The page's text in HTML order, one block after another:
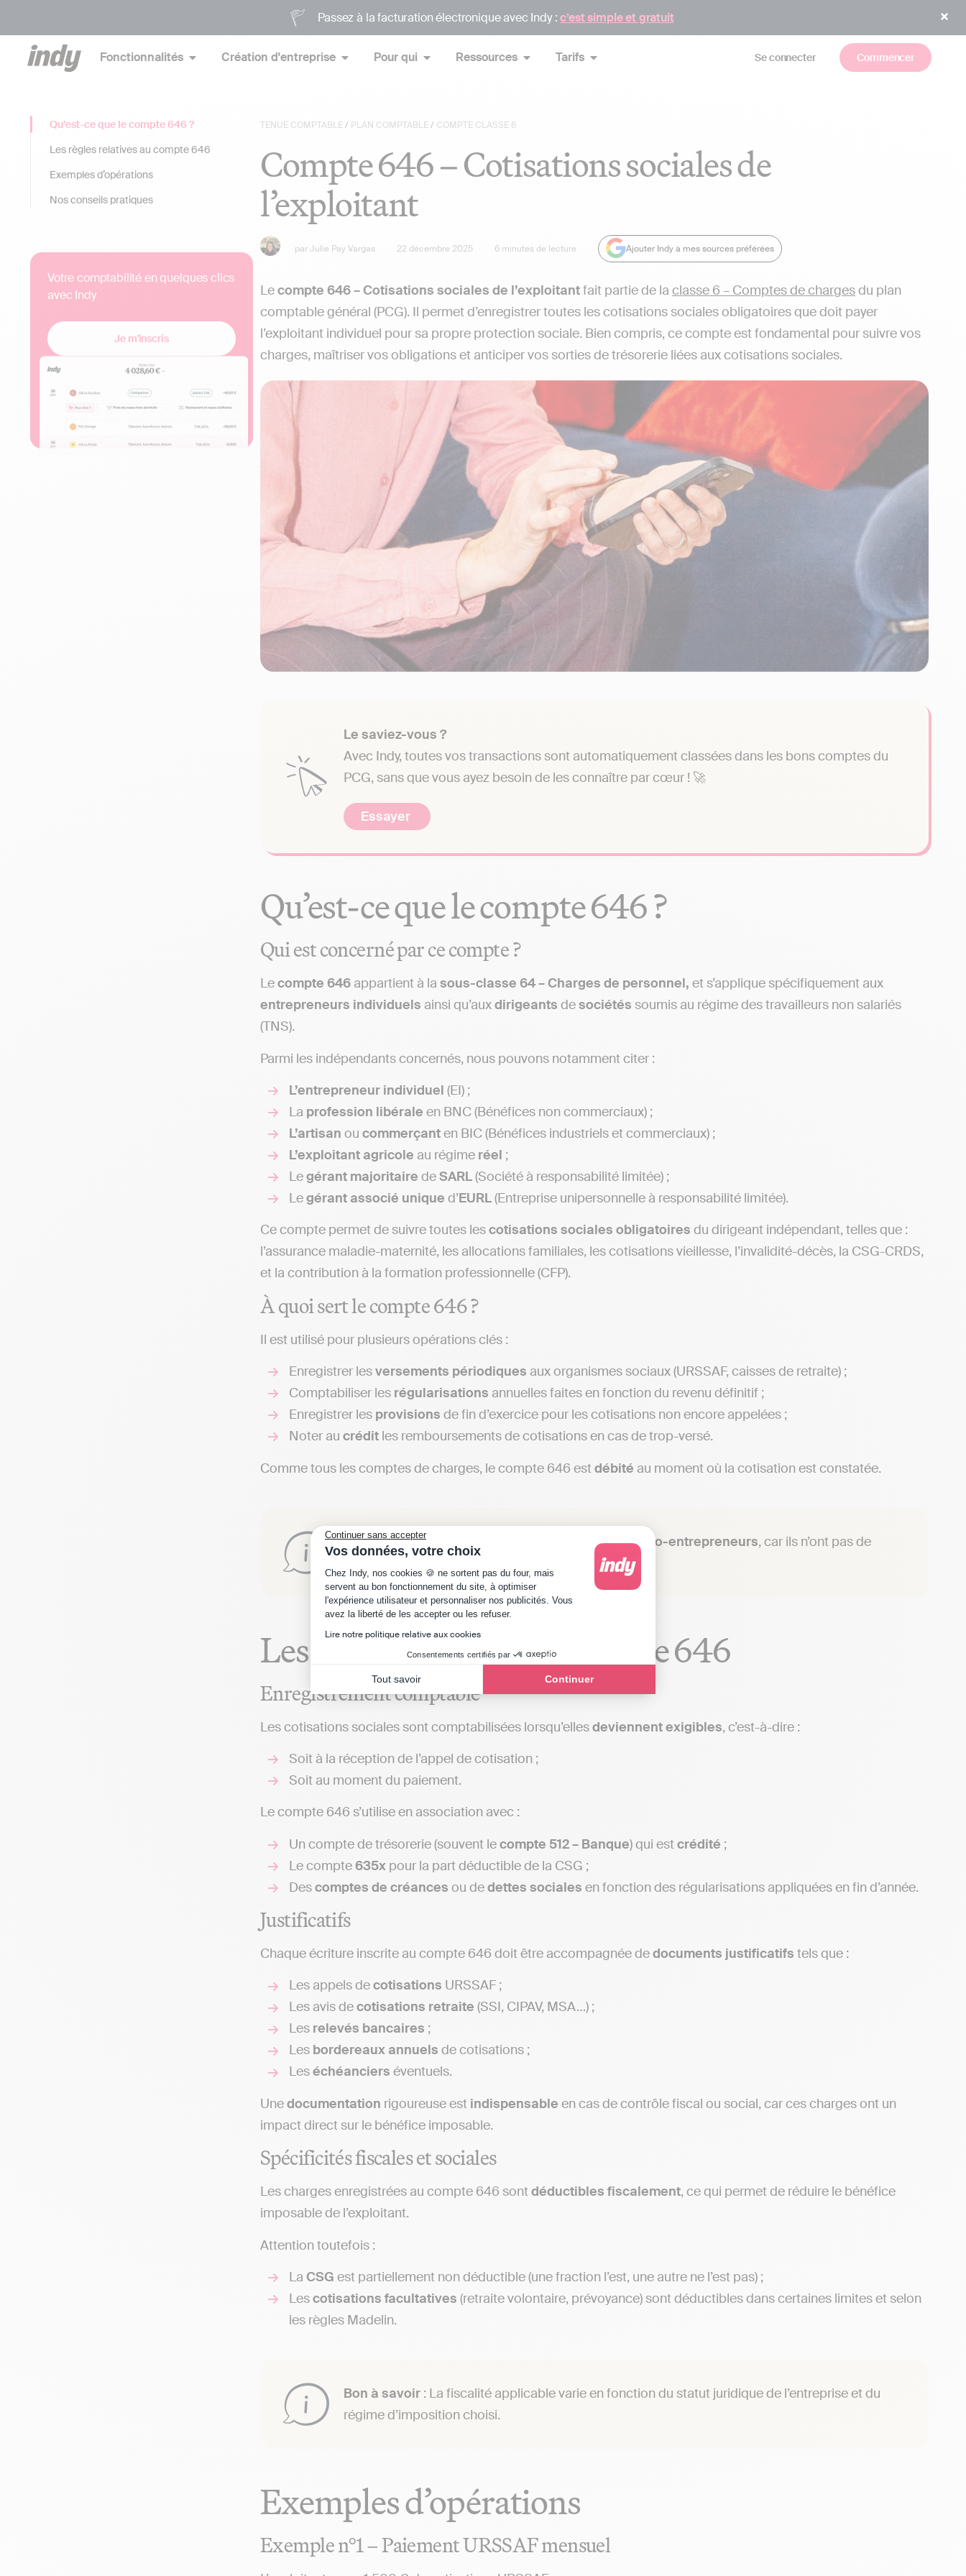
Continuer sans accepter
Vos données, votre choix
Plateforme de Gestion du Consentement : Personnalisez vos Options
Chez Indy, nos cookies 🍪 ne sortent pas du four, mais
servent au bon fonctionnement du site, à optimiser
l'expérience utilisateur et personnaliser nos publicités. Vous
avez la liberté de les accepter ou les refuser.
Lire notre politique relative aux cookies
Consentements certifiés par
Tout savoir Continuer
Axeptio consent
Passez à la facturation électronique avec Indy :c’est simple et gratuit
Fonctionnalités Création d'entreprise Pour qui Ressources Tarifs Se connecter Commencer
TENUE COMPTABLE/ PLAN COMPTABLE/ COMPTE CLASSE 6
Compte 646 – Cotisations sociales de
l’exploitant
parJulie Pay Vargas 22 décembre 2025 6 minutes de lecture Ajouter Indy à mes sources préférées
Lecompte 646 – Cotisations sociales de l’exploitantfait partie de la classe 6 – Comptes de chargesdu plan
comptable général (PCG). Il permet d’enregistrer toutes les cotisations sociales obligatoires que doit payer
l’exploitant individuel pour sa propre protection sociale. Bien compris, ce compte est fondamental pour suivre vos
charges, maîtriser vos obligations et anticiper vos sorties de trésorerie liées aux cotisations sociales.
Le saviez-vous ?
Avec Indy, toutes vos transactions sont automatiquement classées dans les bons comptes du
PCG, sans que vous ayez besoin de les connaître par cœur ! 🚀
Essayer
Qu’est-ce que le compte 646 ?
Qui est concerné par ce compte ?
Lecompte 646 appartient à la sous-classe 64 – Charges de personnel, et s’applique spécifiquement aux
entrepreneurs individuels ainsi qu’auxdirigeants desociétés soumis au régime des travailleurs non salariés
(TNS).
Parmi les indépendants concernés, nous pouvons notamment citer :
L’entrepreneur individuel (EI) ;
La profession libérale en BNC (Bénéfices non commerciaux) ;
L’artisan ou commerçanten BIC (Bénéfices industriels et commerciaux) ;
L’exploitant agricole au régime réel ;
Legérant majoritaire deSARL(Société à responsabilité limitée) ;
Legérant associé unique d’EURL(Entreprise unipersonnelle à responsabilité limitée).
Ce compte permet de suivre toutes lescotisations sociales obligatoires du dirigeant indépendant, telles que :
l’assurance maladie-maternité, les allocations familiales, les cotisations vieillesse, l’invalidité-décès, la CSG-CRDS,
et la contribution à la formation professionnelle (CFP).
À quoi sert le compte 646 ?
Il est utilisé pour plusieurs opérations clés :
Enregistrer lesversements périodiques aux organismes sociaux (URSSAF, caisses de retraite) ;
Comptabiliser les régularisations annuelles faites en fonction du revenu définitif ;
Enregistrer les provisions de fin d’exercice pour les cotisations non encore appelées ;
Noter au crédit les remboursements de cotisations en cas de trop-versé.
Comme tous les comptes de charges, le compte 646 est débité au moment où la cotisation est constatée.
Bon à savoir: ce compte n’est pas utilisé par lesmicro-entrepreneurs, car ils n’ont pas de
comptabilité d’engagement.
Les règles relatives au compte 646
Enregistrement comptable
Les cotisations sociales sont comptabilisées lorsqu’ellesdeviennentexigibles, c’est-à-dire :
Soit à la réception de l’appel de cotisation ;
Soit au moment du paiement.
Le compte 646 s’utilise en association avec :
Un compte de trésorerie (souvent lecompte 512– Banque) qui est crédité ;
Le compte635x pour la part déductible de la CSG ;
Descomptes de créances ou dedettes sociales en fonction des régularisations appliquées en fin d’année.
Justificatifs
Chaque écriture inscrite au compte 646 doit être accompagnée dedocuments justificatifs tels que :
Les appels decotisations URSSAF ;
Les avis decotisations retraite (SSI, CIPAV, MSA…) ;
Les relevés bancaires ;
Les bordereaux annuels de cotisations ;
Leséchéanciers éventuels.
Unedocumentation rigoureuse est indispensable en cas de contrôle fiscal ou social, car ces charges ont un
impact direct sur le bénéfice imposable.
Spécificités fiscales et sociales
Les charges enregistrées au compte 646 sont déductibles fiscalement, ce qui permet de réduire le bénéfice
imposable de l’exploitant.
Attention toutefois :
La CSG est partiellement non déductible (une fraction l’est, une autre ne l’est pas) ;
Lescotisations facultatives (retraite volontaire, prévoyance) sont déductibles dans certaines limites et selon
les règles Madelin.
Bon à savoir : La fiscalité applicable varie en fonction du statut juridique de l’entreprise et du
régime d’imposition choisi.
Exemples d’opérations
Exemple n°1 – Paiement URSSAF mensuel
Qu’est-ce que le compte 646 ?
Les règles relatives au compte 646
Exemples d’opérations
Nos conseils pratiques
Votre comptabilité en quelques clics
avec Indy
Je m'inscris